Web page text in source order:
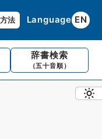
法 Language EN
辞書検索
（五十音順）